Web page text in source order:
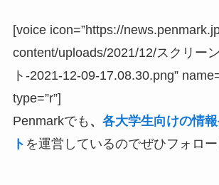
[voice icon=”https://
content/uploads/2021/12/スクリー
ト-2021-12-09-17.08.30.png”
type=”r”]
Penmarkでも 、 各大学生向けの情
ト を運営しているのでぜひフォロー